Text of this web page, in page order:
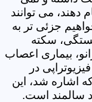
دهند، می توانند
جزئی تر به
سکته
بیماری اعصاب
در
اشاره شد، این
سالمند است.